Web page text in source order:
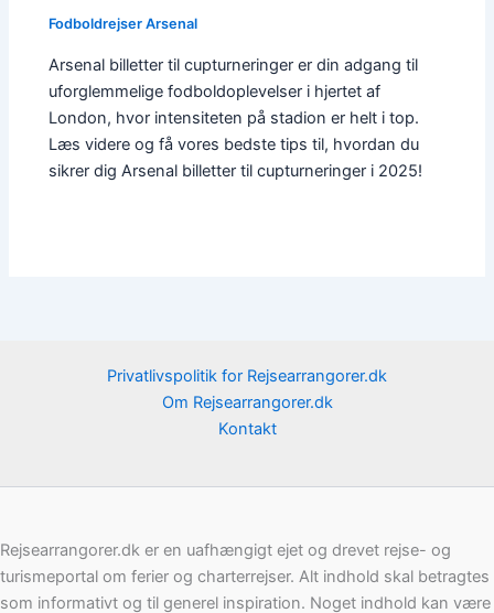
Fodboldrejser Arsenal
Arsenal billetter til cupturneringer er din adgang til
uforglemmelige fodboldoplevelser i hjertet af
London, hvor intensiteten på stadion er helt i top.
Læs videre og få vores bedste tips til, hvordan du
sikrer dig Arsenal billetter til cupturneringer i 2025!
Privatlivspolitik for Rejsearrangorer.dk
Om Rejsearrangorer.dk
Kontakt
Rejsearrangorer.dk er en uafhængigt ejet og drevet rejse- og
turismeportal om ferier og charterrejser. Alt indhold skal betragtes
som informativt og til generel inspiration. Noget indhold kan være